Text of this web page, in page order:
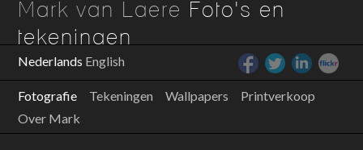
Mark van Laere Foto's en
tekeningen
Nederlands English
Fotografie Tekeningen Wallpapers
Printverkoop
Over Mark